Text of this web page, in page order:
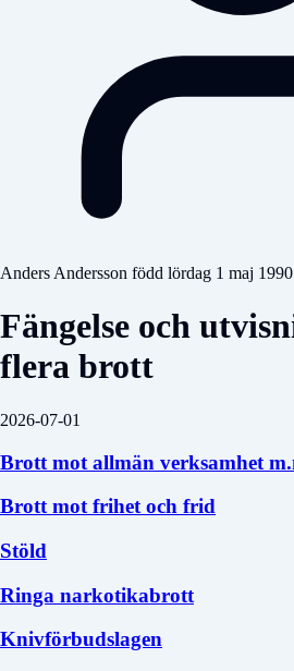
Anders Andersson född lördag 1 maj
Fängelse och
flera brott
2026-07-01
Brott mot allmän verksamhet
Brott mot frihet och frid
Stöld
Ringa narkotikabrott
Knivförbudslagen